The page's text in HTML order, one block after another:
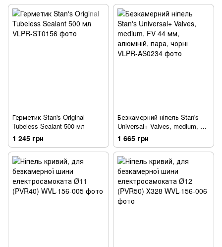
Герметик Stan's Original
Tubeless Sealant 500 мл
1 245 грн
Безкамерний ніпель Stan's
Universal+ Valves, medium, FV
44 мм, алюміній, пара, чорні
1 665 грн